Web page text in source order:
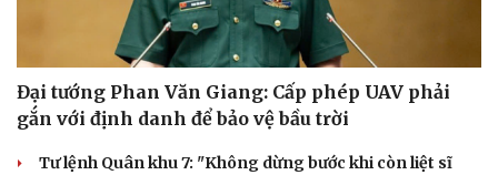
Đại tướng Phan Văn Giang: Cấp phép UAV phải
gắn với định danh để bảo vệ bầu trời
Tư lệnh Quân khu 7: "Không dừng bước khi còn liệt sĩ